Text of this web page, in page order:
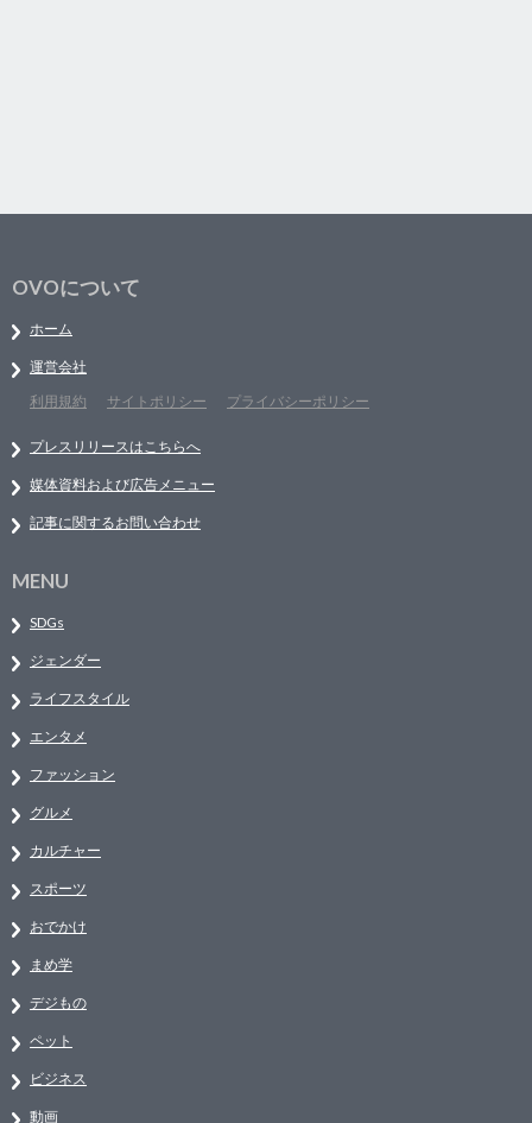
OVOについて
ホーム
運営会社
利用規約
サイトポリシー プライバシーポリシー
プレスリリースはこちらへ
媒体資料および広告メニュー
記事に関するお問い合わせ
MENU
SDGs
ジェンダー
ライフスタイル
エンタメ
ファッション
グルメ
カルチャー
スポーツ
おでかけ
まめ学
デジもの
ペット
ビジネス
動画